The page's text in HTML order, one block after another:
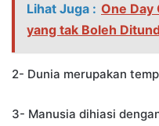
Lihat Juga : One Day
yang tak Boleh
2- Dunia merupakan
3- Manusia dihiasi